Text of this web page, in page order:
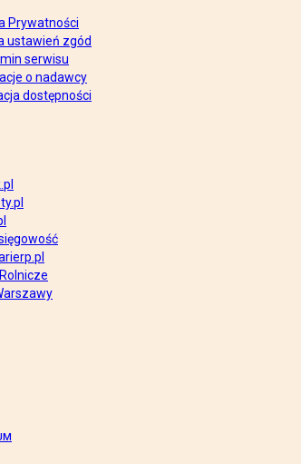
Prywatności
ustawień zgód
serwisu
o nadawcy
dostępności